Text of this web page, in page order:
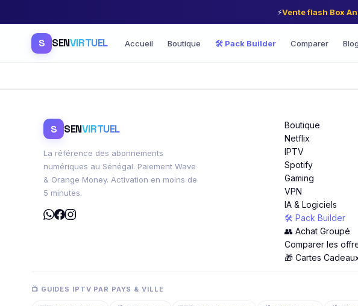
⚡Vente flash Box
S SENVIRTUEL Accueil Boutique 🛠️ Pack Builder Comparer Blog
S SENVIRTUEL
La référence des abonnements
numériques au Sénégal. Paiement Wave
& Orange Money. Activation en moins de
5 minutes.
Boutique
Netflix
IPTV
Spotify
Gaming
VPN
IA & Logiciels
🛠️ Pack Builder
👥 Achat Groupé
Comparer les
🎁 Cartes
📺 GUIDES IPTV PAR PAYS & VILLE